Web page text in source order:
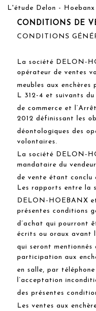
L'étude Delon -
CONDITIONS DE
CONDITIONS
La société DELON-
opérateur de ventes
meubles aux
L 312-4 et suivants du
de commerce et
2012 définissant les
déontologiques des
volontaires.
La société DELON-
mandataire du
de vente étant conclu
Les rapports entre la
DELON-HOEBANX
présentes conditions
d’achat qui pourront
écrits ou oraux avant
qui seront
participation aux
en salle, par
l’acceptation
des présentes
Les ventes aux